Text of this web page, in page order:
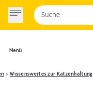
Menü
Suche
Wissenswertes zur Katzenhaltung